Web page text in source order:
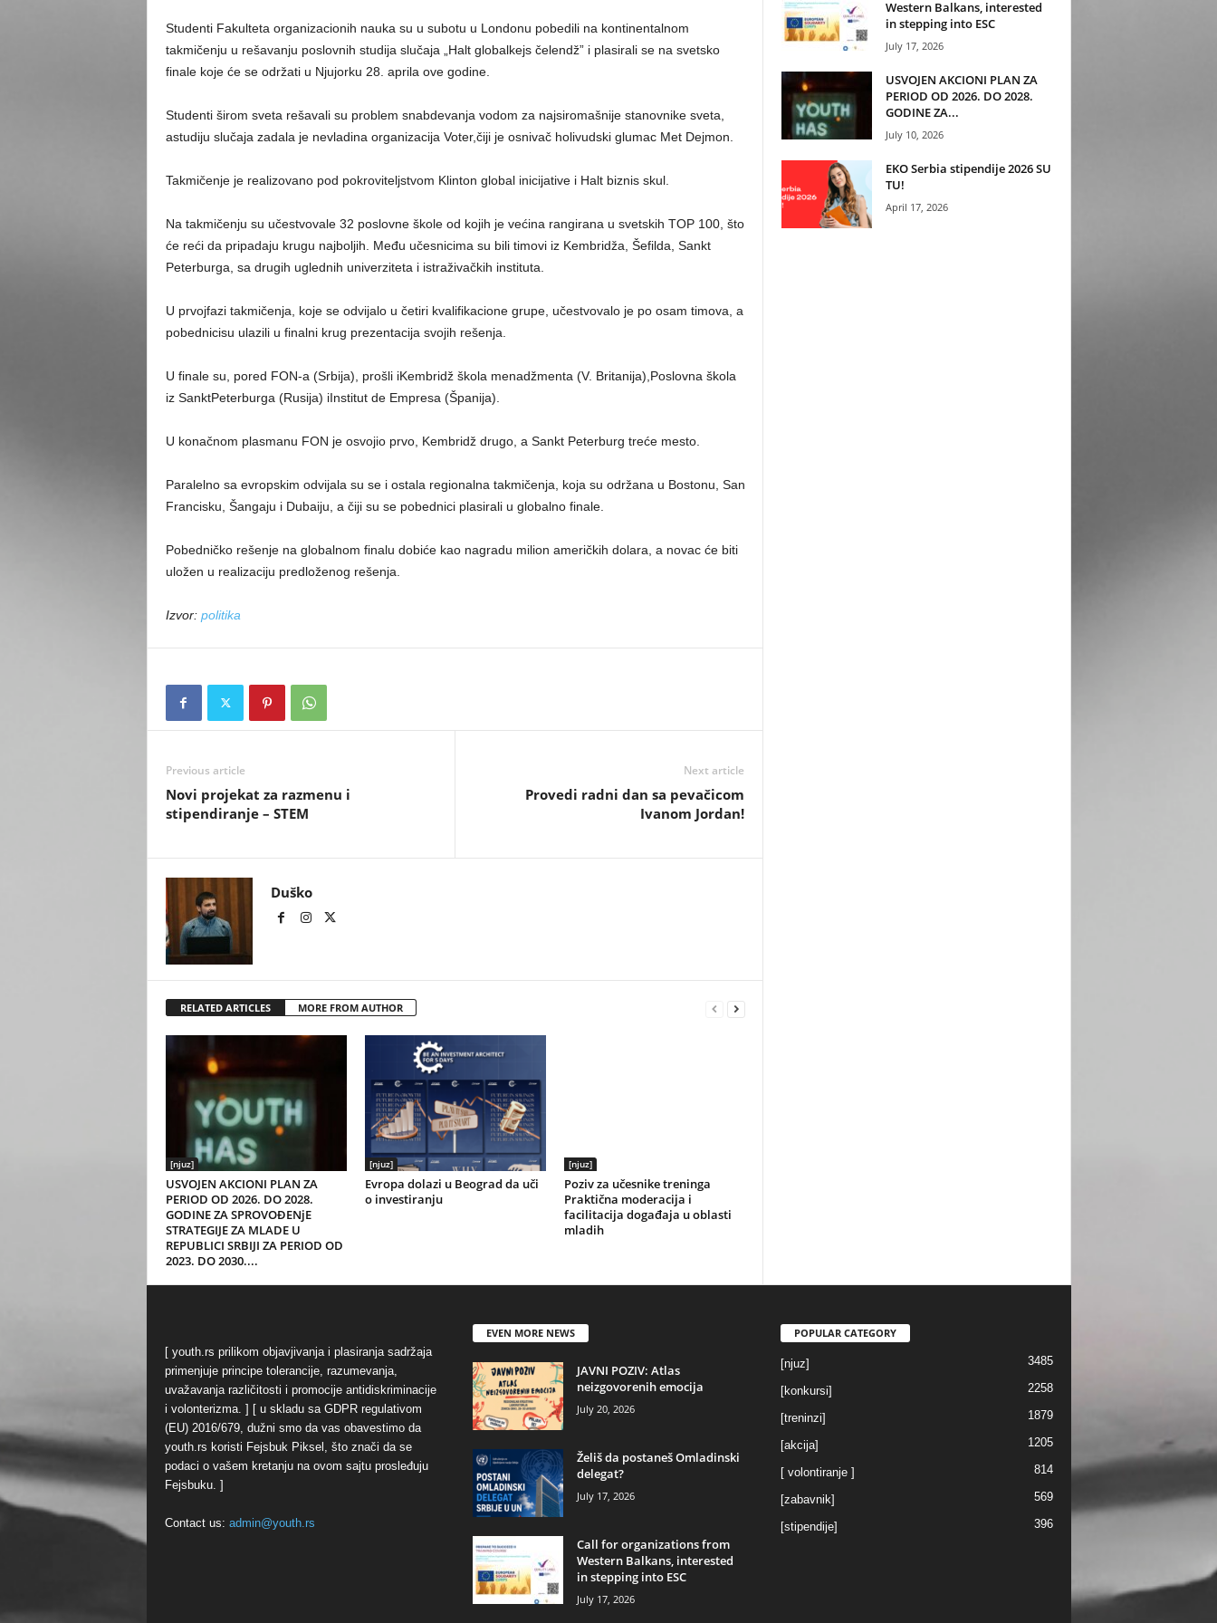
Studenti Fakulteta organizacionih nauka su u subotu u Londonu pobedili na kontinentalnom
takmičenju u rešavanju poslovnih studija slučaja „Halt globalkejs čelendž” i plasirali se na svetsko
finale koje će se održati u Njujorku 28. aprila ove godine.
Studenti širom sveta rešavali su problem snabdevanja vodom za najsiromašnije stanovnike sveta,
astudiju slučaja zadala je nevladina organizacija Voter,čiji je osnivač holivudski glumac Met Dejmon.
Takmičenje je realizovano pod pokroviteljstvom Klinton global inicijative i Halt biznis skul.
Na takmičenju su učestvovale 32 poslovne škole od kojih je većina rangirana u svetskih TOP 100, što
će reći da pripadaju krugu najboljih. Među učesnicima su bili timovi iz Kembridža, Šefilda, Sankt
Peterburga, sa drugih uglednih univerziteta i istraživačkih instituta.
U prvojfazi takmičenja, koje se odvijalo u četiri kvalifikacione grupe, učestvovalo je po osam timova, a
pobednicisu ulazili u finalni krug prezentacija svojih rešenja.
U finale su, pored FON-a (Srbija), prošli iKembridž škola menadžmenta (V. Britanija),Poslovna škola
iz SanktPeterburga (Rusija) iInstitut de Empresa (Španija).
U konačnom plasmanu FON je osvojio prvo, Kembridž drugo, a Sankt Peterburg treće mesto.
Paralelno sa evropskim odvijala su se i ostala regionalna takmičenja, koja su održana u Bostonu, San
Francisku, Šangaju i Dubaiju, a čiji su se pobednici plasirali u globalno finale.
Pobedničko rešenje na globalnom finalu dobiće kao nagradu milion američkih dolara, a novac će biti
uložen u realizaciju predloženog rešenja.
Izvor:politika
Previous article
Novi projekat za razmenu i
stipendiranje – STEM
Next article
Provedi radni dan sa pevačicom
Ivanom Jordan!
Duško
RELATED ARTICLES MORE FROM AUTHOR
[njuz]
USVOJEN AKCIONI PLAN ZA
PERIOD OD 2026. DO 2028.
GODINE ZA SPROVOĐENjE
STRATEGIJE ZA MLADE U
REPUBLICI SRBIJI ZA PERIOD OD
2023. DO 2030....
[njuz]
Evropa dolazi u Beograd da uči
o investiranju
[njuz]
Poziv za učesnike treninga
Praktična moderacija i
facilitacija događaja u oblasti
mladih
Western Balkans, interested
in stepping into ESC
July 17, 2026
USVOJEN AKCIONI PLAN ZA
PERIOD OD 2026. DO 2028.
GODINE ZA...
July 10, 2026
EKO Serbia stipendije 2026 SU
TU!
April 17, 2026
[ youth.rs prilikom objavjivanja i plasiranja sadržaja
primenjuje principe tolerancije, razumevanja,
uvažavanja različitosti i promocije antidiskriminacije
i volonterizma. ] [ u skladu sa GDPR regulativom
(EU) 2016/679, dužni smo da vas obavestimo da
youth.rs koristi Fejsbuk Piksel, što znači da se
podaci o vašem kretanju na ovom sajtu prosleđuju
Fejsbuku. ]
Contact us: admin@youth.rs
EVEN MORE NEWS
JAVNI POZIV: Atlas
neizgovorenih emocija
July 20, 2026
Želiš da postaneš Omladinski
delegat?
July 17, 2026
Call for organizations from
Western Balkans, interested
in stepping into ESC
July 17, 2026
POPULAR CATEGORY
[njuz] 3485
[konkursi] 2258
[treninzi] 1879
[akcija] 1205
[ volontiranje ] 814
[zabavnik] 569
[stipendije] 396